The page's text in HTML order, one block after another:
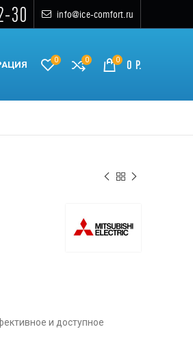
30 info@ice-comfort.ru
0 0 0 0 Р.
и доступное